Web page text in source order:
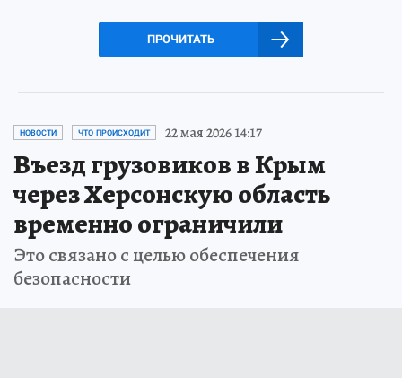
ПРОЧИТАТЬ
НОВОСТИ ЧТО ПРОИСХОДИТ 22 мая 2026 14:17
Въезд грузовиков в Крым
через Херсонскую область
временно ограничили
Это связано с целью обеспечения
безопасности